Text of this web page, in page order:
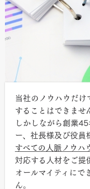
当社のノウハウだけ
することはできませ
しかしながら創業
ー、社長様及び役員
すべての人脈ノウハ
対応する人材をご提
オールマイティにで
ん。